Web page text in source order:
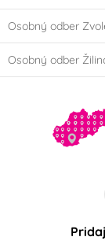
Osobný odber
Osobný odber